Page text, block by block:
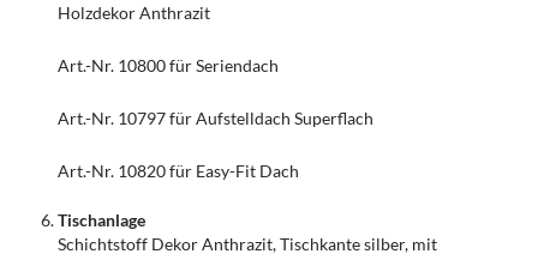
Holzdekor Anthrazit
Art.-Nr. 10800 für Seriendach
Art.-Nr. 10797 für Aufstelldach Superflach
Art.-Nr. 10820 für Easy-Fit Dach
Tischanlage
Schichtstoff Dekor Anthrazit, Tischkante silber, mit